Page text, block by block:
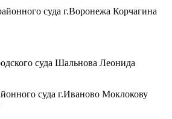
суда г.Воронежа Корчагина
суда Шальнова Леонида
суда г.Иваново Моклокову